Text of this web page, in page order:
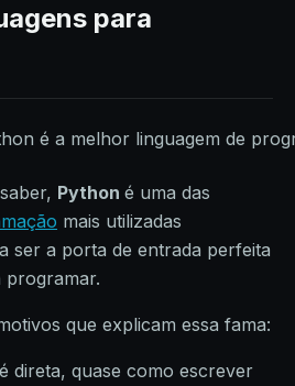
para
Python é uma das
mais utilizadas
ser a porta de entrada perfeita
programar.
que explicam essa fama:
direta, quase como escrever